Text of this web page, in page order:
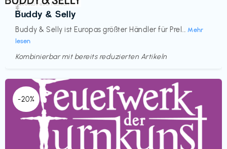
Accessoires & Fashion
Buddy & Selly
Buddy & Selly ist Europas größter Händler für Prel... Mehr
lesen
€‎
Kombinierbar mit bereits reduzierten Artikeln
-20%